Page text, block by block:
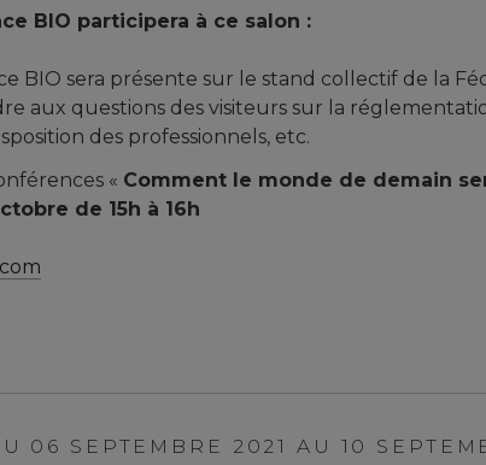
BIO participera à ce salon :
BIO sera présente sur le stand collectif de la
aux questions des visiteurs sur la
des professionnels, etc.
« Comment le monde de demain
de 15h à 16h
06 SEPTEMBRE 2021 AU 10